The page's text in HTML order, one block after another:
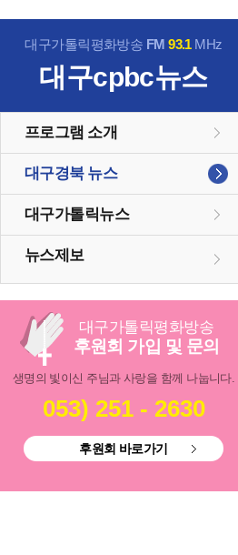
대구가톨릭평화방송 FM93.1MHz
대구cpbc뉴스
프로그램 소개
대구경북 뉴스
대구가톨릭뉴스
뉴스제보
대구가톨릭평화방송
후원회 가입 및 문의
생명의 빛이신 주님과 사랑을 함께 나눕니다.
053) 251 - 2630
후원회 바로가기